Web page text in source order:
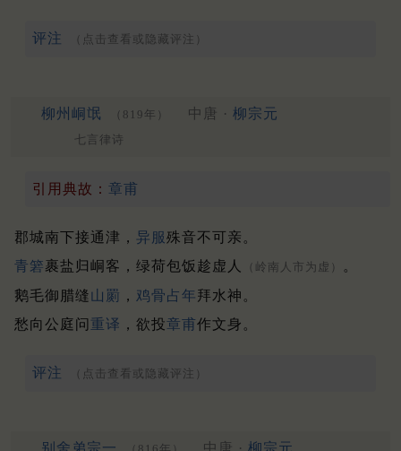
评注 （点击查看或隐藏评注）
柳州峒氓 （819年） 中唐 · 柳宗元
七言律诗
引用典故： 章甫
郡城南下接通津， 异服殊音不可亲。
青箬裹盐归峒客，绿荷包饭趁虚人 （岭南人市为虚）
。
鹅毛御腊缝山罽 ， 鸡骨占年拜水神。
愁向公庭问 重译 ，欲投章甫作文身。
评注 （点击查看或隐藏评注）
别舍弟宗一 中唐 · 柳宗元